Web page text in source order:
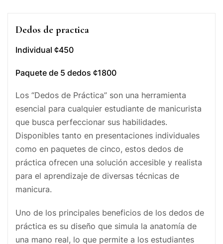
Dedos de practica
Individual ¢450
Paquete de 5 dedos ¢1800
Los “Dedos de Práctica” son una herramienta
esencial para cualquier estudiante de manicurista
que busca perfeccionar sus habilidades.
Disponibles tanto en presentaciones individuales
como en paquetes de cinco, estos dedos de
práctica ofrecen una solución accesible y realista
para el aprendizaje de diversas técnicas de
manicura.
Uno de los principales beneficios de los dedos de
práctica es su diseño que simula la anatomía de
una mano real, lo que permite a los estudiantes